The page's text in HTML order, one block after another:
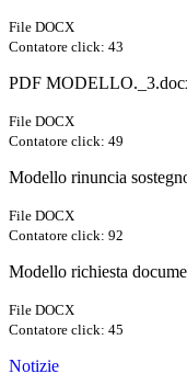
File DOCX
Contatore click: 43
PDF
File DOCX
Contatore click: 49
Modello rinuncia
File DOCX
Contatore click: 92
Modello richiesta
File DOCX
Contatore click: 45
Notizie